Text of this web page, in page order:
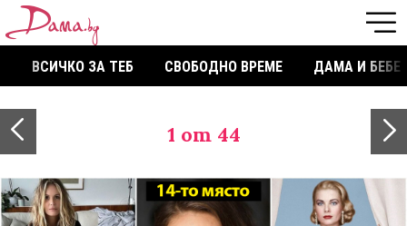
ВСИЧКО ЗА ТЕБ СВОБОДНО ВРЕМЕ ДАМА И БЕБЕ
1 от 44